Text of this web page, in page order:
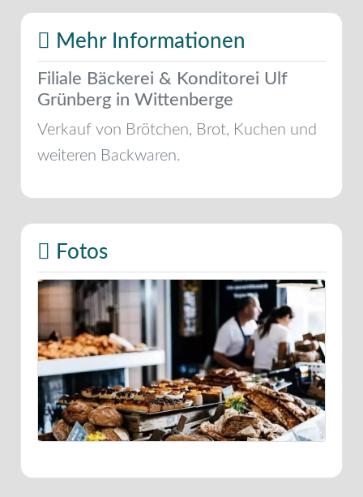
Mehr Informationen
Filiale Bäckerei & Konditorei Ulf
Grünberg in Wittenberge
Verkauf von Brötchen, Brot, Kuchen und
weiteren Backwaren.
Fotos